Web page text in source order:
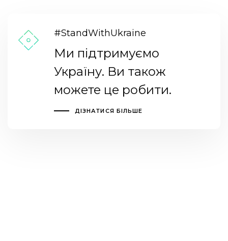
#StandWithUkraine
Ми підтримуємо
Україну. Ви також
можете це робити.
ДІЗНАТИСЯ БІЛЬШЕ